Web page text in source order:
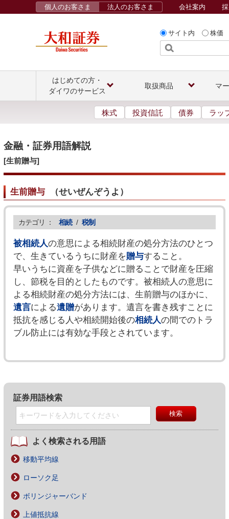
サイト内 株価
個人のお客さま 法人のお客さま 会社案内
はじめての方・
ダイワのサービス
取扱商品 マ
株式 投資信託 債券 ラッ
金融・証券用語解説
[生前贈与]
生前贈与（せいぜんぞうよ ）
カテゴリ ： 相続 / 税制
被相続人の意思による相続財産の処分方法のひとつ
で、生きているうちに財産を贈与すること。
早いうちに資産を子供などに贈ることで財産を圧縮
し、節税を目的としたものです。被相続人の意思に
よる相続財産の処分方法には、生前贈与のほかに、
遺言による遺贈があります。遺言を書き残すことに
抵抗を感じる人や相続開始後の相続人の間でのトラ
ブル防止には有効な手段とされています。
証券用語検索
よく検索される用語
移動平均線
ローソク足
ボリンジャーバンド
上値抵抗線